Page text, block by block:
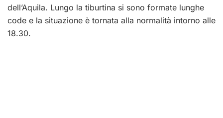
dell’Aquila. Lungo la tiburtina si sono formate lunghe
code e la situazione è tornata alla normalità intorno alle
18.30.